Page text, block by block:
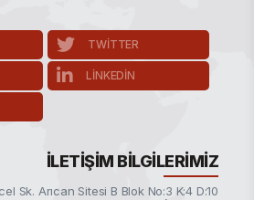
TWITTER
LINKEDIN
İLETIŞIM BILGILERIMIZ
Sk. Arıcan Sitesi B Blok No:3 K:4 D:10